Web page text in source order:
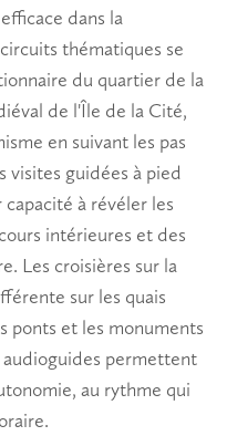
dans la
thématiques se
du quartier de la
de l'Île de la Cité,
en suivant les pas
visites guidées à pied
à révéler les
intérieures et des
Les croisières sur la
sur les quais
ponts et les monuments
audioguides permettent
au rythme qui